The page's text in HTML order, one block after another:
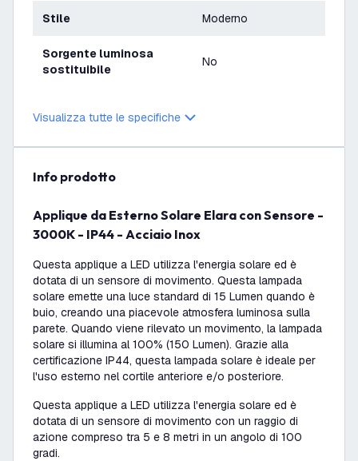
Stile Moderno
Sorgente luminosa
sostituibile
No
Visualizza tutte le specifiche
info prodotto
Applique da Esterno Solare Elara con Sensore -
3000K - IP44 - Acciaio Inox
Questa applique a LED utilizza l'energia solare ed è
dotata di un sensore di movimento. Questa lampada
solare emette una luce standard di 15 Lumen quando è
buio, creando una piacevole atmosfera luminosa sulla
parete. Quando viene rilevato un movimento, la lampada
solare si illumina al 100% (150 Lumen). Grazie alla
certificazione IP44, questa lampada solare è ideale per
l'uso esterno nel cortile anteriore e/o posteriore.
Questa applique a LED utilizza l'energia solare ed è
dotata di un sensore di movimento con un raggio di
azione compreso tra 5 e 8 metri in un angolo di 100
gradi.